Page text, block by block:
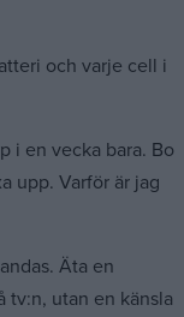
och varje cell i
i en vecka bara. Bo
upp. Varför är jag
Äta en
tv:n, utan en känsla